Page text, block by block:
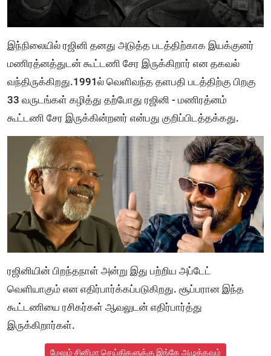
இந்நிலையில் ரஜினி தனது அடுத்த படத்திற்காக இயக்குனர்
மணிரத்னத்துடன் கூட்டணி சேர இருக்கிறார் என தகவல்
வந்திருக்கிறது.1991ல் வெளிவந்த தளபதி படத்திற்கு பிறகு
33 வருடங்கள் கழித்து தற்போது ரஜினி - மணிரத்னம்
கூட்டணி சேர இருக்கின்றனர் என்பது குறிப்பிடத்தக்கது.
ரஜினியின் பிறந்தநாள் அன்று இது பற்றிய அப்டேட்
வெளியாகும் என எதிர்பார்க்கப்படுகிறது. சூப்பரான இந்த
கூட்டணியை ரசிகர்கள் ஆவலுடன் எதிர்பார்த்து
இருக்கிறார்கள்.
மேலும் சினிமா செய்திகளுக்கு இங்கே அழுத்தவும்